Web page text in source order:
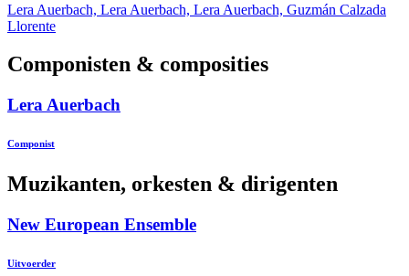
Lera Auerbach, Lera Auerbach, Lera Auerbach, Guzmán Calzada
Llorente
Componisten & composities
Lera Auerbach
Componist
Muzikanten, orkesten & dirigenten
New European Ensemble
Uitvoerder